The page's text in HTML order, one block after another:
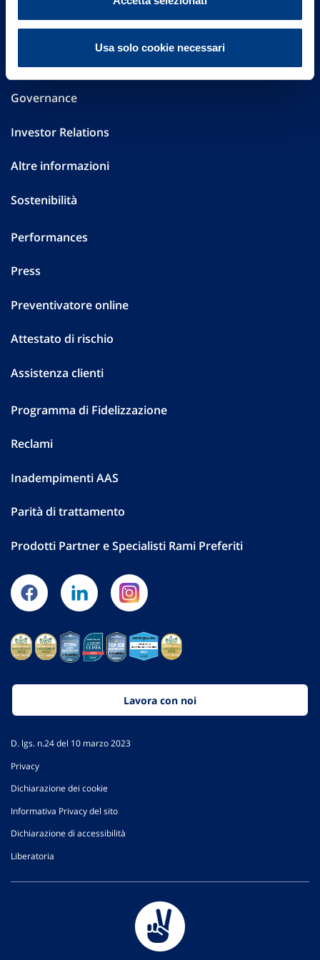
Usa solo cookie necessari
Part. IVA 01329510158
FAQ
Governance
Investor Relations
Altre informazioni
Sostenibilità
Performances
Press
Preventivatore online
Attestato di rischio
Assistenza clienti
Programma di Fidelizzazione
Reclami
Inadempimenti AAS
Parità di trattamento
Prodotti Partner e Specialisti Rami Preferiti
Lavora con noi
D. lgs. n.24 del 10 marzo 2023
Privacy
Dichiarazione dei cookie
Informativa Privacy del sito
Dichiarazione di accessibilità
Liberatoria